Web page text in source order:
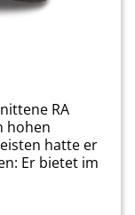
RA
hohen
hatte er
Er bietet im